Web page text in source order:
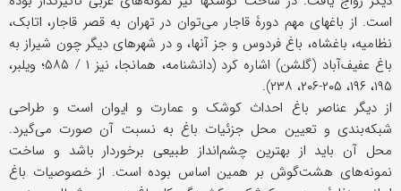
است. از باغهای مهم دورۀ قاجار می‌توان در تهران به قصر قاجار، اتابک،
نظامیه، باغشاه، باغ فردوس و جز آنها، و در شهرهای دیگر چون شیراز به
باغ عفیف‌آباد (گلشن) اشاره کرد (دانشنامه، همانجا، نیز ۱ / ۵۸۵؛ ویلبر،
۱۹۵، ۱۹۶، ۲۰۵-۲۰۶، ۲۳۸).
از دیگر عناصر باغ احداث کوشک و عمارت و ایوان است و طراحی
شبکه‌بندی و تعیین محل جزئیات باغ به نسبت آن صورت می‌گیرد.
محل آن باید از بهترین چشم‌انداز طبیعی برخوردار باشد و ساخت
نمونه‌های هشت‌گوش بر همین اساس بوده است. از خصوصیات باغ